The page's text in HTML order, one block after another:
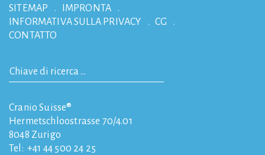
SITEMAP
IMPRONTA
INFORMATIVA SULLA PRIVACY
CG
CONTATTO
Cranio Suisse®
Hermetschloostrasse 70/4.01
8048 Zurigo
Tel: +41 44 500 24 25